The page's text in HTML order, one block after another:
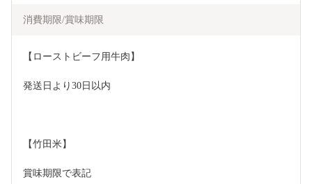
消費期限/賞味期限
【ローストビーフ用牛肉】
発送日より30日以内
【竹田米】
賞味期限で表記